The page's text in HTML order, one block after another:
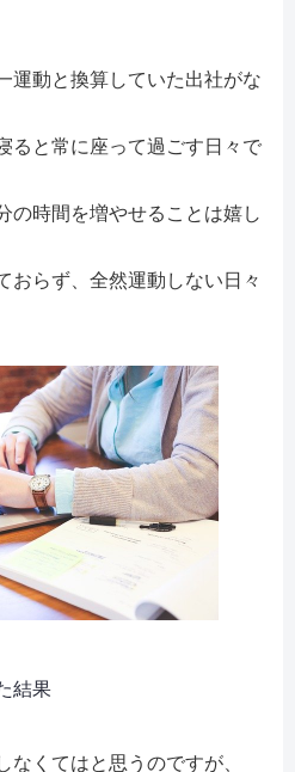
運動と換算していた出社がな
ると常に座って過ごす日々で
の時間を増やせることは嬉し
おらず、全然運動しない日々
結果
くてはと思うのですが、